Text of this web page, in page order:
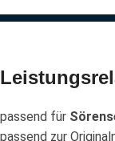
passend für
passend zur